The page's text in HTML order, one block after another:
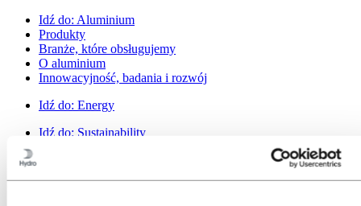
Idź do: Aluminium
Produkty
Branże, które obsługujemy
O aluminium
Innowacyjność, badania i rozwój
Idź do: Energy
Idź do: Sustainability